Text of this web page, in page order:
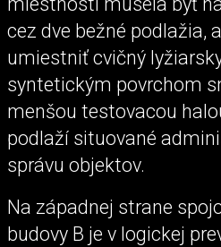
cez dve bežné podlažia,
umiestniť cvičný
syntetickým povrchom
menšou testovacou
podlaží situované
správu objektov.
Na západnej strane
budovy B je v logickej